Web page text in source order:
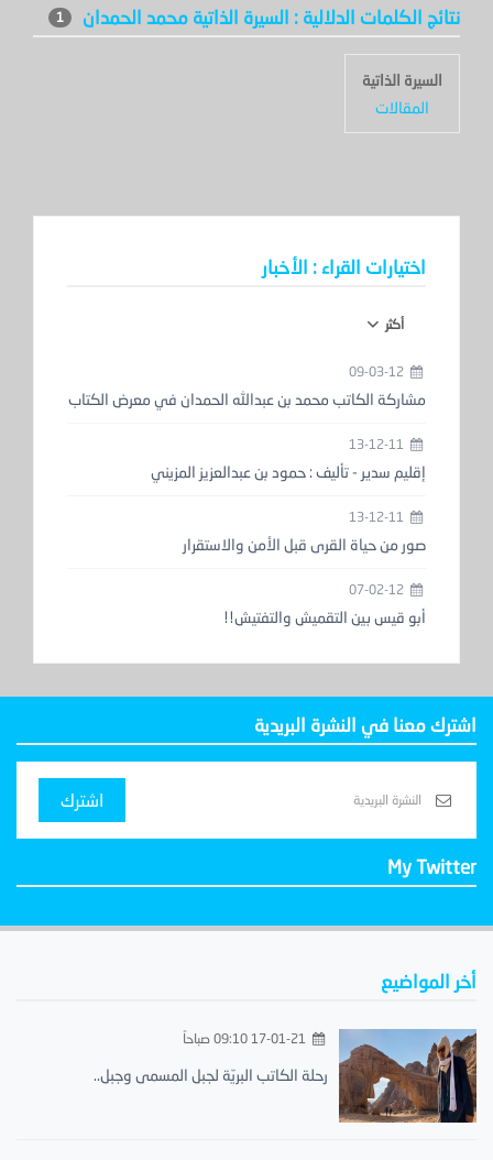
نتائج الكلمات الدلالية : السيرة الذاتية محمد الحمدان 1
السيرة الذاتية
المقالات
اختيارات القراء : الأخبار
أكثر
مشاركة الكاتب محمد بن عبدالله الحمدان في معرض الكتاب
إقليم سدير - تأليف : حمود بن عبدالعزيز المزيني
صور من حياة القرى قبل الأمن والاستقرار
أبو قيس بين التقميش والتفتيش!!
اشترك معنا في النشرة البريدية
اشترك
My Twitter
أخر المواضيع
17-01-21 09:10 صباحاً
رحلة الكاتب البريّة لجبل المسمى وجبل..